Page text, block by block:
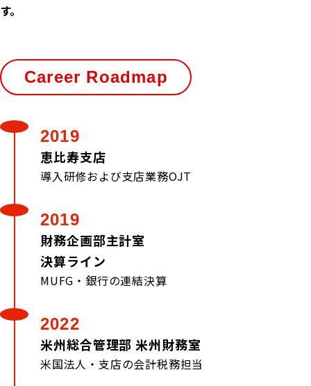
す。
Career Roadmap
2019
恵比寿支店
導入研修および支店業務OJT
2019
財務企画部主計室
決算ライン
MUFG・銀行の連結決算
2022
米州総合管理部 米州財務室
米国法人・支店の会計税務担当